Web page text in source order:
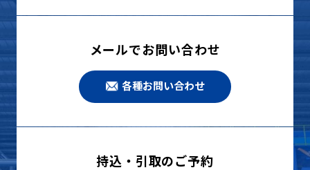
メールでお問い合わせ
各種お問い合わせ
持込・引取のご予約